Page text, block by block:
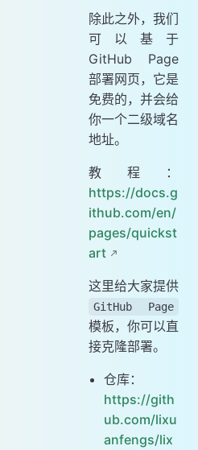
除此之外，我们
可以基于
GitHub Page
部署网页，它是
免费的，并会给
你一个二级域名
地址。
教程：
https://docs.g
ithub.com/en/
pages/quickst
art
这里给大家提供
GitHub Page
模板，你可以直
接克隆部署。
仓库：
https://gith
ub.com/lixu
anfengs/lix